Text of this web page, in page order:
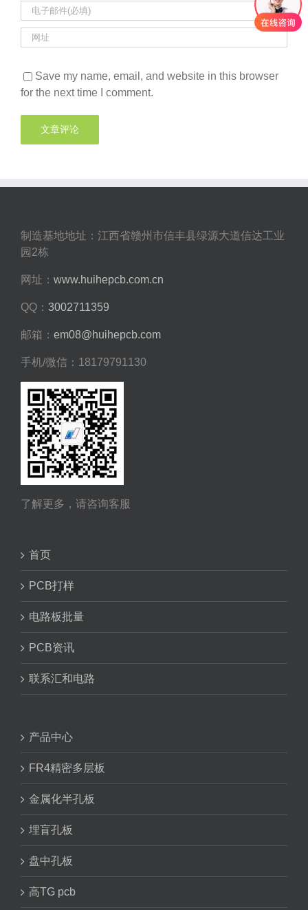
Save my name, email, and website in this browser
for the next time I comment.
制造基地地址：江西省赣州市信丰县绿源大道信达工业
园2栋
网址： www.huihepcb.com.cn
QQ： 3002711359
邮箱： em08@huihepcb.com
手机/微信：18179791130
了解更多，请咨询客服
首页
PCB打样
电路板批量
PCB资讯
联系汇和电路
产品中心
FR4精密多层板
金属化半孔板
埋盲孔板
盘中孔板
高TG pcb